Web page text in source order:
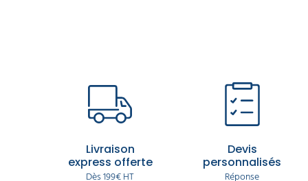
Livraison
express offerte
Dès 199€ HT
Devis
personnalisés
Réponse